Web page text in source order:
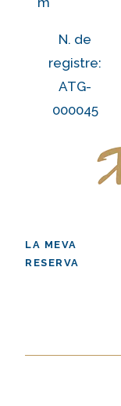
N. de
registre:
ATG-
000045
LA MEVA
RESERVA